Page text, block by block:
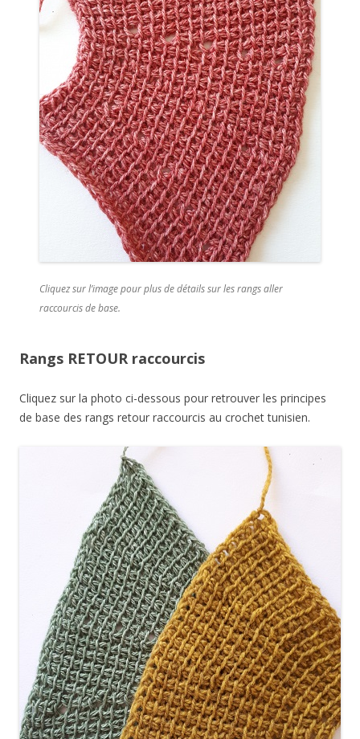
Cliquez sur l’image pour plus de détails sur les rangs aller
raccourcis de base.
Rangs RETOUR raccourcis
Cliquez sur la photo ci-dessous pour retrouver les principes
de base des rangs retour raccourcis au crochet tunisien.